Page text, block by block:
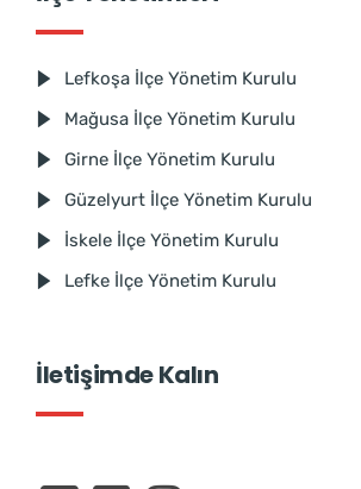
Lefkoşa İlçe Yönetim Kurulu
Mağusa İlçe Yönetim Kurulu
Girne İlçe Yönetim Kurulu
Güzelyurt İlçe Yönetim Kurulu
İskele İlçe Yönetim Kurulu
Lefke İlçe Yönetim Kurulu
İletişimde Kalın